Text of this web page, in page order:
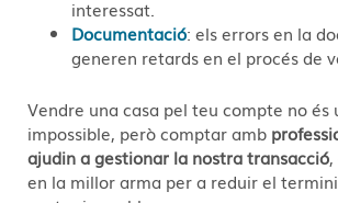
interessat.
Documentació: els errors en la
generen retards en el procés de
Vendre una casa pel teu compte no és
impossible, però comptar amb
ajudin a gestionar la nostra transacció
en la millor arma per a reduir el